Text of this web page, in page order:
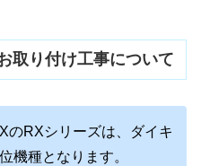
取り付け工事について
のRXシリーズは、ダイキ
機種となります。